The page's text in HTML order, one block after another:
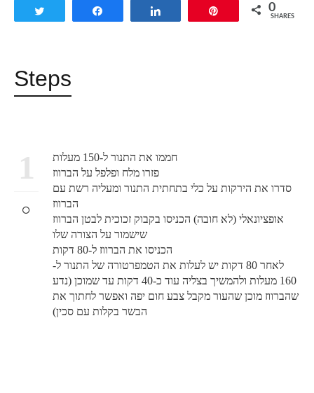
0
SHARES
Steps
1
חממו את התנור ל-150 מעלות
פזרו מלח ופלפל על הברווז
סדרו את הירקות על כלי בתחתית התנור ומעליה רשת עם
הברווז
אופציונאלי (לא חובה) הכניסו בקבוק זכוכית לבטן הברווז
שישמור על הצורה שלו
הכניסו את הברווז ל-80 דקות
לאחר 80 דקות יש לעלות את הטמפרטורה של התנור ל-
160 מעלות ולהמשיך בצליה עוד כ-40 דקות עד שמוכן (נדע
שהברווז מוכן שהעור מקבל צבע חום יפה ואפשר לחתוך את
הבשר בקלות עם סכין)